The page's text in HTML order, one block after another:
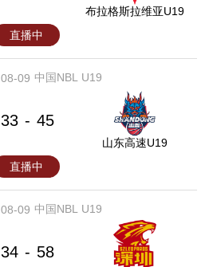
布拉格斯拉维亚U19
直播中
08-09 中国NBL U19
33 - 45
山东高速U19
直播中
08-09 中国NBL U19
34 - 58